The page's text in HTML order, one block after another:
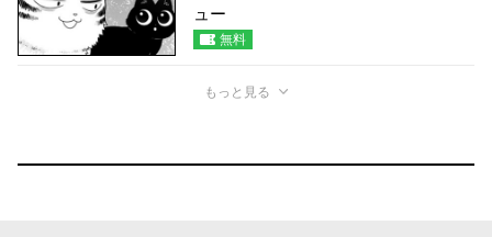
ュー
無料
もっと見る